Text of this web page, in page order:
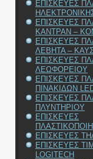
ΕΠΙΣΚΕΥΕΣ
ΕΠΙΣΚΕΥΕΣ
ΚΑΝΤΡΑΝ –
ΕΠΙΣΚΕΥΕΣ
ΛΕΒΗΤΑ –
ΕΠΙΣΚΕΥΕΣ
ΛΕΩΦΟΡΕΙΟΥ
ΕΠΙΣΚΕΥΕΣ
ΠΙΝΑΚΙΔΩΝ
ΕΠΙΣΚΕΥΕΣ
ΠΛΥΝΤΗΡΙΟΥ
ΕΠΙΣΚΕΥΕΣ
ΕΠΙΣΚΕΥΕΣ
ΕΠΙΣΚΕΥΕΣ
LOGITECH